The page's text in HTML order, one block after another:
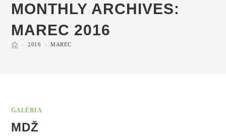
MONTHLY ARCHIVES:
MAREC 2016
> 2016 > MAREC
GALÉRIA
MDŽ